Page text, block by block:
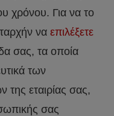
χρόνου. Για να το
να επιλέξετε
σας, τα οποία
των
της εταιρίας σας,
σας